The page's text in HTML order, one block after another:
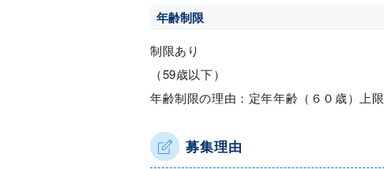
年齢制限
制限あり
（59歳以下）
年齢制限の理由：定年年齢（６０歳）上限
募集理由